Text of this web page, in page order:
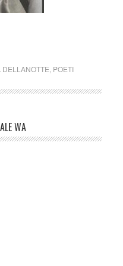
DELLANOTTE POETI
WA